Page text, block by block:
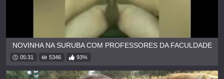
NOVINHA NA SURUBA COM PROFESSORES DA FACULDADE
05:31 5346 93%